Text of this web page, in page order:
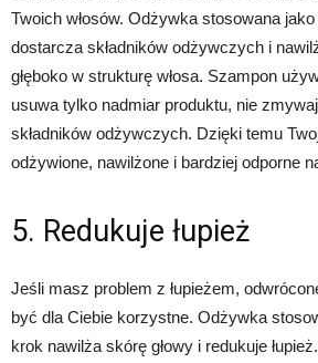
Twoich włosów. Odżywka stosowana
dostarcza składników odżywczych i
głęboko w strukturę włosa. Szampon
usuwa tylko nadmiar produktu, nie
składników odżywczych. Dzięki temu
odżywione, nawilżone i bardziej odporne
5. Redukuje łupież
Jeśli masz problem z łupieżem,
być dla Ciebie korzystne. Odżywka
krok nawilża skórę głowy i redukuje